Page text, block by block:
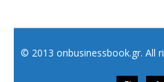
© 2013 onbusinessbook.gr. All